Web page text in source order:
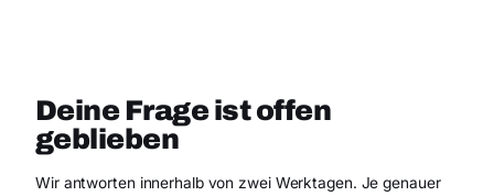
Deine Frage ist offen
geblieben
Wir antworten innerhalb von zwei Werktagen. Je genauer